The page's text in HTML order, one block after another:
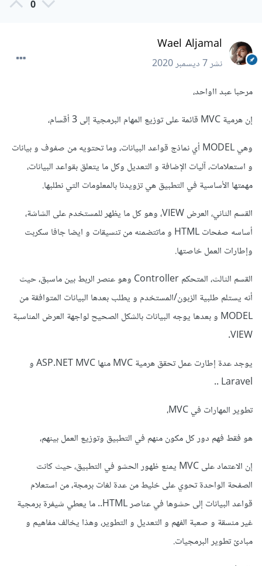
0
Wael Aljamal
نشر7 ديسمبر 2020
مرحبا عبد ااواحد،
إن هرمية MVC قائمة على توزيع المهام البرمجية إلى 3 أقسام،
وهي MODEL أي نماذج قواعد البيانات، وما تحتويه من صفوف و بيانات
و استعلامات، آليات الإضافة و التعديل وكل ما يتعلق بقواعد البيانات،
مهمتها الأساسية في التطبيق هي تزويدنا بالمعلومات التي نطلبها.
القسم الثاني، العرض VIEW، وهو كل ما يظهر للمستخدم على الشاشة،
أساسه صفحات HTML و ماتتضمنه من تنسيقات و ايضا جافا سكربت
وإطارات العمل خاصتها.
القسم الثالث، المتحكم Controller وهو عنصر الربط بين ماسبق، حيث
أنه يستلم طلبية الزبون/المستخدم و يطلب بعدها البيانات المتوافقة من
MODEL و بعدها يوجه البيانات بالشكل الصحيح لواجهة العرض المناسبة
VIEW.
يوجد عدة إطارت عمل تحقق هرمية MVC منها ASP.NET MVC و
Laravel ..
تطوير المهارات في MVC،
هو فقط فهم دور كل مكون منهم في التطبيق وتوزيع العمل بينهم،
إن الاعتماد على MVC يمنع ظهور الحشو في التطبيق، حيث كانت
الصفحة الواحدة تحوي على خليط من عدة لغات برمجة، من استعلام
قواعد البيانات إلى حشوها في عناصر HTML.. ما يعطي شيفرة برمجية
غير منسقة و صعبة الفهم و التعديل و التطوير، وهذا يخالف مفاهيم و
مبادئ تطوير البرمجيات.